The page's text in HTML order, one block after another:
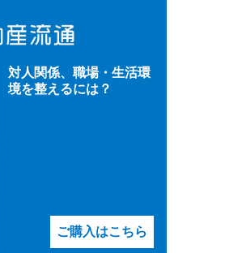
対人関係、職場・生活環
境を整えるには？
ご購入はこちら